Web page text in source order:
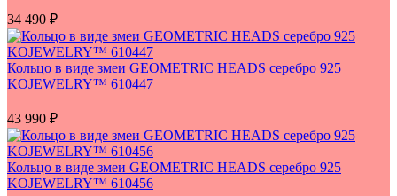
34 490 ₽
Кольцо в виде змеи GEOMETRIC HEADS серебро 925
KOJEWELRY™ 610447
43 990 ₽
Кольцо в виде змеи GEOMETRIC HEADS серебро 925
KOJEWELRY™ 610456